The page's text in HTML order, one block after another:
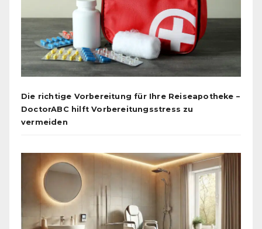
Die richtige Vorbereitung für Ihre Reiseapotheke –
DoctorABC hilft Vorbereitungsstress zu
vermeiden